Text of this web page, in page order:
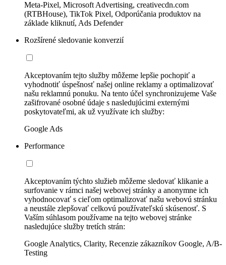
Meta-Pixel, Microsoft Advertising, creativecdn.com
(RTBHouse), TikTok Pixel, Odporúčania produktov na
základe kliknutí, Ads Defender
Rozšírené sledovanie konverzií
Akceptovaním tejto služby môžeme lepšie pochopiť a
vyhodnotiť úspešnosť našej online reklamy a optimalizovať
našu reklamnú ponuku. Na tento účel synchronizujeme Vaše
zašifrované osobné údaje s nasledujúcimi externými
poskytovateľmi, ak už využívate ich služby:
Google Ads
Performance
Akceptovaním týchto služieb môžeme sledovať klikanie a
surfovanie v rámci našej webovej stránky a anonymne ich
vyhodnocovať s cieľom optimalizovať našu webovú stránku
a neustále zlepšovať celkovú používateľskú skúsenosť. S
Vaším súhlasom používame na tejto webovej stránke
nasledujúce služby tretích strán:
Google Analytics, Clarity, Recenzie zákazníkov Google, A/B-
Testing